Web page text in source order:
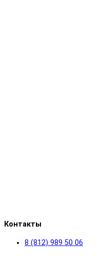
Контакты
8 (812) 989 50 06